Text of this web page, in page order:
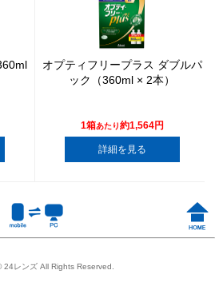
オプティフリープラス ダブルパ
ック（360ml × 2本）
1箱あたり約1,564円
詳細を見る
24レンズ All Rights Reserved.